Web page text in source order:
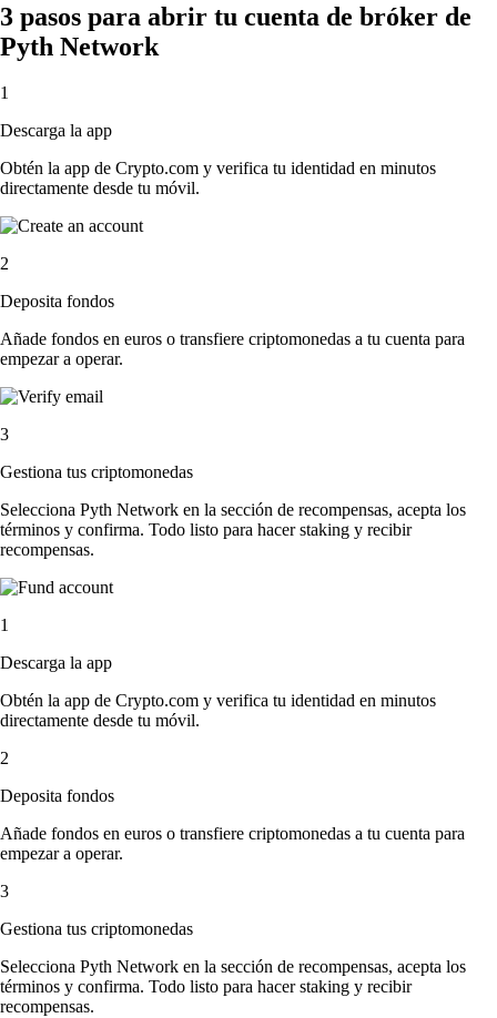
3 pasos para abrir tu cuenta de bróker de
Pyth Network
1
Descarga la app
Obtén la app de Crypto.com y verifica tu identidad en minutos
directamente desde tu móvil.
2
Deposita fondos
Añade fondos en euros o transfiere criptomonedas a tu cuenta para
empezar a operar.
3
Gestiona tus criptomonedas
Selecciona Pyth Network en la sección de recompensas, acepta los
términos y confirma. Todo listo para hacer staking y recibir
recompensas.
1
Descarga la app
Obtén la app de Crypto.com y verifica tu identidad en minutos
directamente desde tu móvil.
2
Deposita fondos
Añade fondos en euros o transfiere criptomonedas a tu cuenta para
empezar a operar.
3
Gestiona tus criptomonedas
Selecciona Pyth Network en la sección de recompensas, acepta los
términos y confirma. Todo listo para hacer staking y recibir
recompensas.